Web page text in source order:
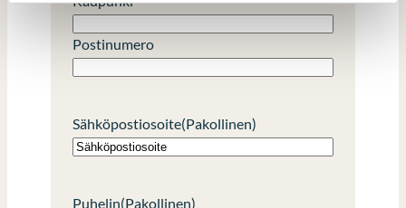
Postinumero
Sähköpostiosoite(Pakollinen)
Puhelin(Pakollinen)